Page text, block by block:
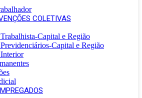
COLETIVAS
Capital e Região
Capital e Região